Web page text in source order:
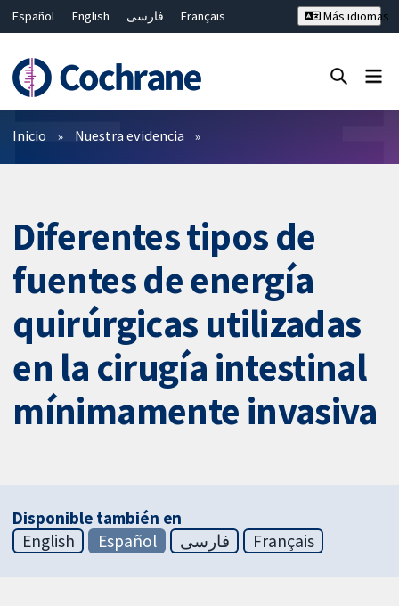
Español English فارسی
Français
Bahasa Malaysia
ไทย 繁體中文
Más idiomas
Filtros
Inicio Nuestra evidencia
Diferentes tipos de
fuentes de energía
quirúrgicas utilizadas
en la cirugía intestinal
mínimamente invasiva
Disponible también en
English
Español فارسی Français